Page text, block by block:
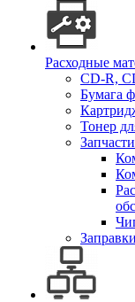
Расходные
CD-R,
Бумага
Тонер